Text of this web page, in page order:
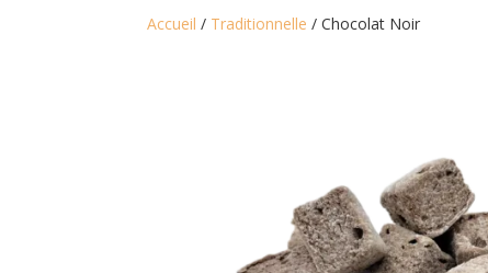
Accueil / Traditionnelle / Chocolat Noir